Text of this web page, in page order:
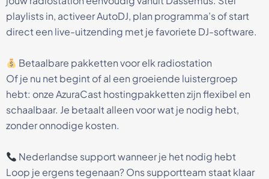
playlists in, activeer AutoDJ, plan programma’s of start
direct een live-uitzending met je favoriete DJ-software.
Betaalbare pakketten voor elk radiostation
Of je nu net begint of al een groeiende luistergroep
hebt: onze AzuraCast hostingpakketten zijn flexibel en
schaalbaar. Je betaalt alleen voor wat je nodig hebt,
zonder onnodige kosten.
Nederlandse support wanneer je het nodig hebt
Loop je ergens tegenaan? Ons supportteam staat klaar